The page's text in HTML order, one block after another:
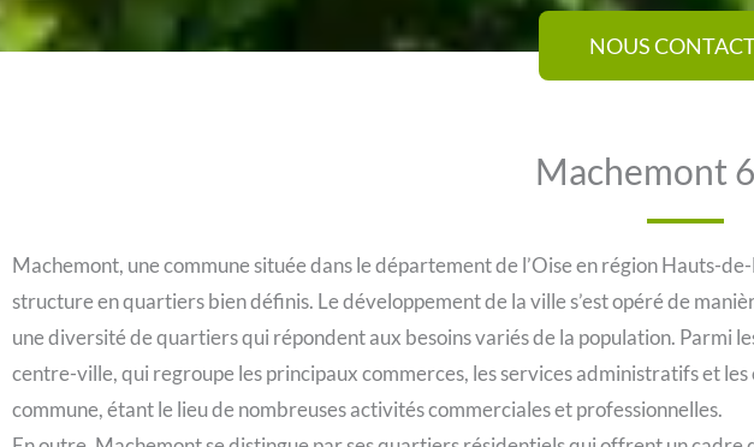
NOUS
Machemont
Machemont, une commune située dans le département de l’Oise en région Hauts-
structure en quartiers bien définis. Le développement de la ville s’est opéré de
une diversité de quartiers qui répondent aux besoins variés de la population. Parmi
centre-ville, qui regroupe les principaux commerces, les services administratifs et
commune, étant le lieu de nombreuses activités commerciales et professionnelles.